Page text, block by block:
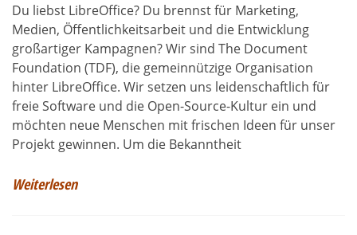
Du liebst LibreOffice? Du brennst für Marketing,
Medien, Öffentlichkeitsarbeit und die Entwicklung
großartiger Kampagnen? Wir sind The Document
Foundation (TDF), die gemeinnützige Organisation
hinter LibreOffice. Wir setzen uns leidenschaftlich für
freie Software und die Open-Source-Kultur ein und
möchten neue Menschen mit frischen Ideen für unser
Projekt gewinnen. Um die Bekanntheit
Weiterlesen